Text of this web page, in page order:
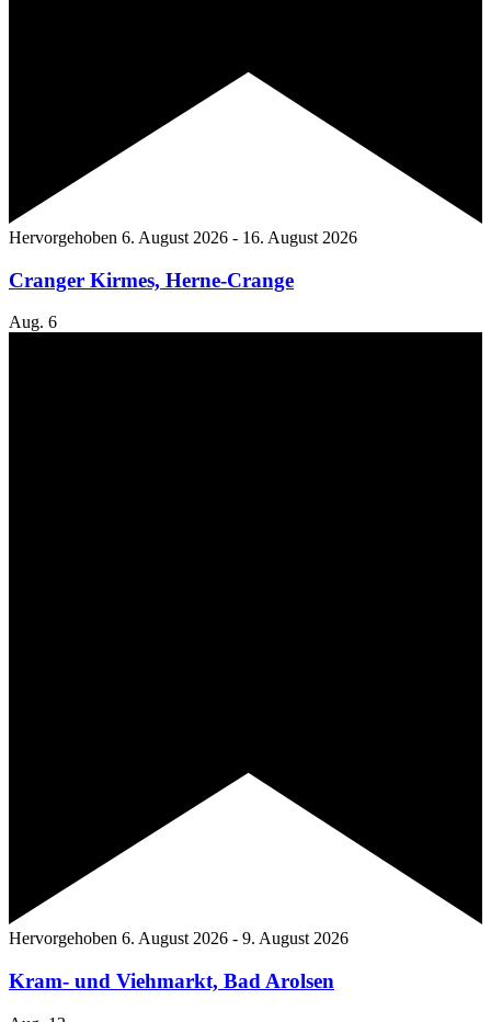
Hervorgehoben 6. August 2026 - 16. August 2026
Cranger Kirmes, Herne-Crange
Aug. 6
Hervorgehoben 6. August 2026 - 9. August 2026
Kram- und Viehmarkt, Bad Arolsen